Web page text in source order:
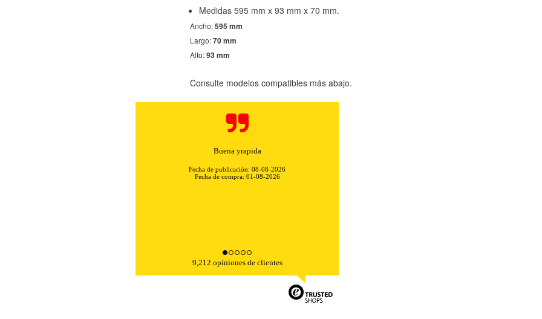
Medidas 595 mm x 93 mm x 70 mm.
Ancho:595 mm
Largo:70 mm
Alto:93 mm
Consulte modelos compatibles más abajo.
Fácil de comprar, con una descripción completa del
Fecha de publicación: 08-08-2026
9,212 opiniones de clientes